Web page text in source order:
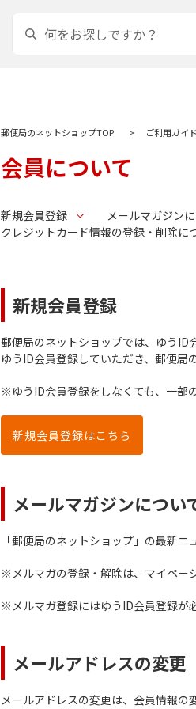
郵便局のネットショップTOP ご利用ガイド
会員について
新規会員登録 メールマガジン
クレジットカード情報の登録・削除に
新規会員登録
郵便局のネットショップでは、ゆうID
ゆうID会員登録していただき、郵便局
※ゆうID会員登録をしなくても、一部
新規会員登録はこちら
メールマガジンについ
「郵便局のネットショップ」の最新
※メルマガの登録・解除は、マイペー
※メルマガ登録にはゆうID会員登録が
メールアドレスの変更
メールアドレスの変更は、会員情報の